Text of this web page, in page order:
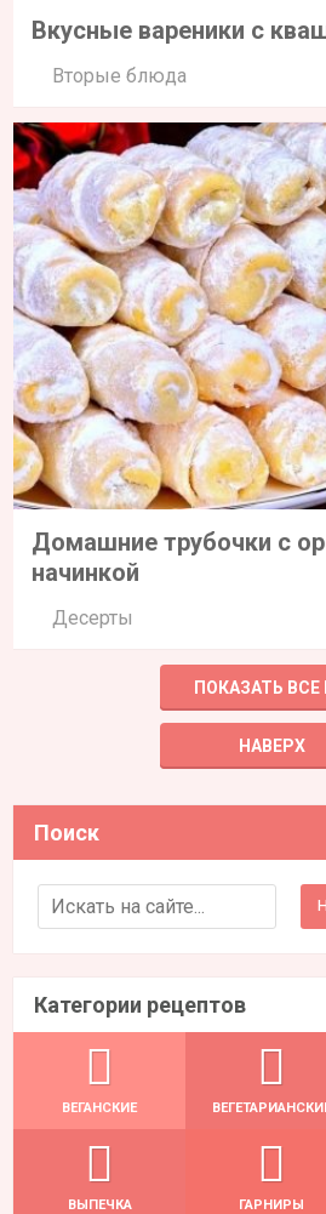
Вкусные вареники с
Вторые блюда
Домашние трубочки с
начинкой
Десерты
ПОКАЗАТЬ ВСЕ
НАВЕРХ
Поиск
Search for:
Категории рецептов
ВЕГАНСКИЕ
ВЫПЕЧКА ГАРНИРЫ